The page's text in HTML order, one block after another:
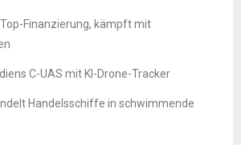
Finanzierung, kämpft mit
C-UAS mit KI-Drone-Tracker
Handelsschiffe in schwimmende